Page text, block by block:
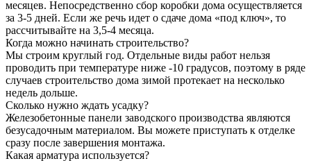
месяцев. Непосредственно сбор коробки дома осуществляется
за 3-5 дней. Если же речь идет о сдаче дома «под ключ», то
рассчитывайте на 3,5-4 месяца.
Когда можно начинать строительство?
Мы строим круглый год. Отдельные виды работ нельзя
проводить при температуре ниже -10 градусов, поэтому в ряде
случаев строительство дома зимой протекает на несколько
недель дольше.
Сколько нужно ждать усадку?
Железобетонные панели заводского производства являются
безусадочным материалом. Вы можете приступать к отделке
сразу после завершения монтажа.
Какая арматура используется?